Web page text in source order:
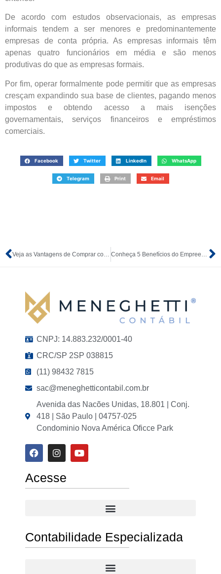
De acordo com estudos observacionais, as empresas
informais tendem a ser menores e predominantemente
empresas de conta própria. As empresas informais têm
apenas quatro funcionários em média e são menos
produtivas do que as empresas formais.
Por fim, operar formalmente pode permitir que as empresas
cresçam expandindo sua base de clientes, pagando menos
impostos e obtendo acesso a mais isenções
governamentais, serviços financeiros e empréstimos
comerciais.
Facebook Twitter LinkedIn WhatsApp
Telegram Print Email
Veja as Vantagens de Comprar com CNPJ Conheça 5 Benefícios do Empreendedorismo nas Cidades Pequenas
CNPJ: 14.883.232/0001-40
CRC/SP 2SP 038815
(11) 98432 7815
sac@meneghetticontabil.com.br
Avenida das Nacões Unidas, 18.801 | Conj.
418 | São Paulo | 04757-025
Condominio Nova América Oficce Park
Acesse
Contabilidade Especializada